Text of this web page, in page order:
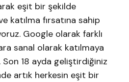
eşit bir şekilde
katılma fırsatına sahip
Google olarak farklı
sanal olarak katılmaya
Son 18 ayda geliştirdiğiniz
artık herkesin eşit bir